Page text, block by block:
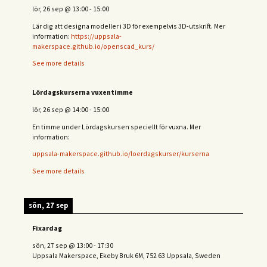
lör, 26 sep @ 13:00- 15:00
Lär dig att designa modeller i 3D för exempelvis 3D-utskrift. Mer
information: https://uppsala-
makerspace.github.io/openscad_kurs/
See more details
Lördagskurserna vuxentimme
lör, 26 sep @ 14:00- 15:00
En timme under Lördagskursen speciellt för vuxna. Mer
information:
uppsala-makerspace.github.io/loerdagskurser/kurserna
See more details
sön, 27 sep
Fixardag
sön, 27 sep @ 13:00- 17:30
Uppsala Makerspace, Ekeby Bruk 6M, 752 63 Uppsala, Sweden